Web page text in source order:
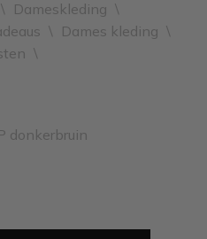
\ Dameskleding \
\ Dames kleding \
\
donkerbruin